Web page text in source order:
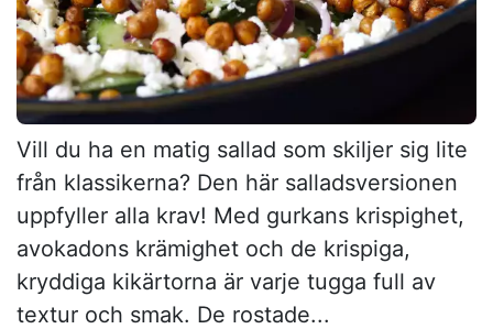
Vill du ha en matig sallad som skiljer sig lite
från klassikerna? Den här salladsversionen
uppfyller alla krav! Med gurkans krispighet,
avokadons krämighet och de krispiga,
kryddiga kikärtorna är varje tugga full av
textur och smak. De rostade...